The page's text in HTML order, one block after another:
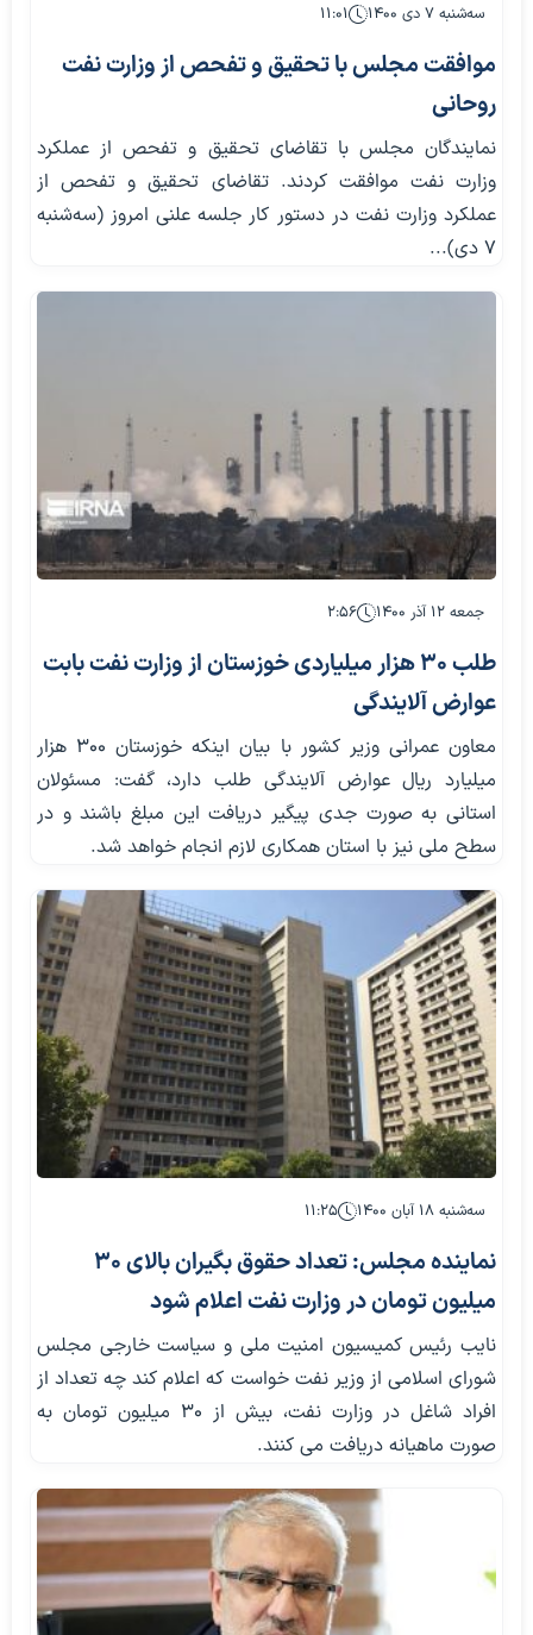
سه‌شنبه ۷ دی ۱۴۰۰ ۱۱:۰۱
موافقت مجلس با تحقیق و تفحص از وزارت نفت
روحانی
نمایندگان مجلس با تقاضای تحقیق و تفحص از عملکرد
وزارت نفت موافقت کردند. تقاضای تحقیق و تفحص از
عملکرد وزارت نفت در دستور کار جلسه علنی امروز (سه‌شنبه
۷ دی)...
جمعه ۱۲ آذر ۱۴۰۰ ۲:۵۶
طلب ۳۰ هزار میلیاردی خوزستان از وزارت نفت بابت
عوارض آلایندگی
معاون عمرانی وزیر کشور با بیان اینکه خوزستان ۳۰۰ هزار
میلیارد ریال عوارض آلایندگی طلب دارد، گفت: مسئولان
استانی به صورت جدی پیگیر دریافت این مبلغ باشند و در
سطح ملی نیز با استان همکاری لازم انجام خواهد شد.
سه‌شنبه ۱۸ آبان ۱۴۰۰ ۱۱:۲۵
نماینده مجلس: تعداد حقوق بگیران بالای ۳۰
میلیون تومان در وزارت نفت اعلام شود
نایب رئیس کمیسیون امنیت ملی و سیاست خارجی مجلس
شورای اسلامی از وزیر نفت خواست که اعلام کند چه تعداد از
افراد شاغل در وزارت نفت، بیش از ۳۰ میلیون تومان به
صورت ماهیانه دریافت می کنند.